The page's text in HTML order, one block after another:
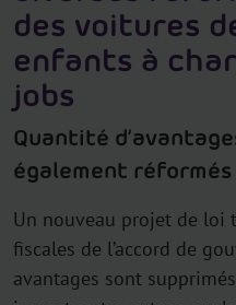
des voitures
enfants à
jobs
Quantité
également réformés
Un nouveau projet de loi
fiscales de l’accord de
avantages sont